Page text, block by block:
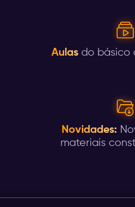
Aulasdo básico
Novidades:
materiais